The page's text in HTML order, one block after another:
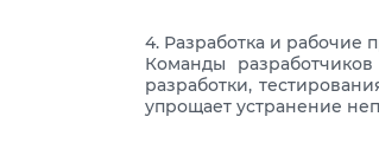
Разработка и рабочие
Команды
разработки,
упрощает устранение